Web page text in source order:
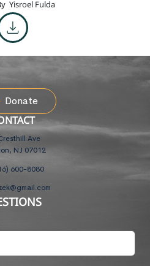
Yisroel Fulda
Donate
Ave
NJ 07012
600-8080